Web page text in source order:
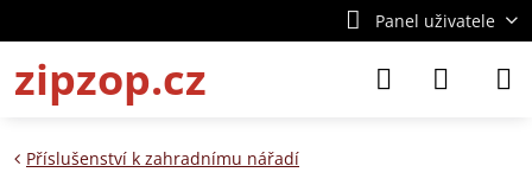
Panel uživatele
zipzop.cz
Příslušenství k zahradnímu nářadí